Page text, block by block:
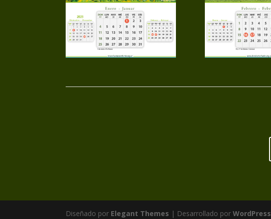
Diseñado por Elegant Themes | Desarrollado porWordPress